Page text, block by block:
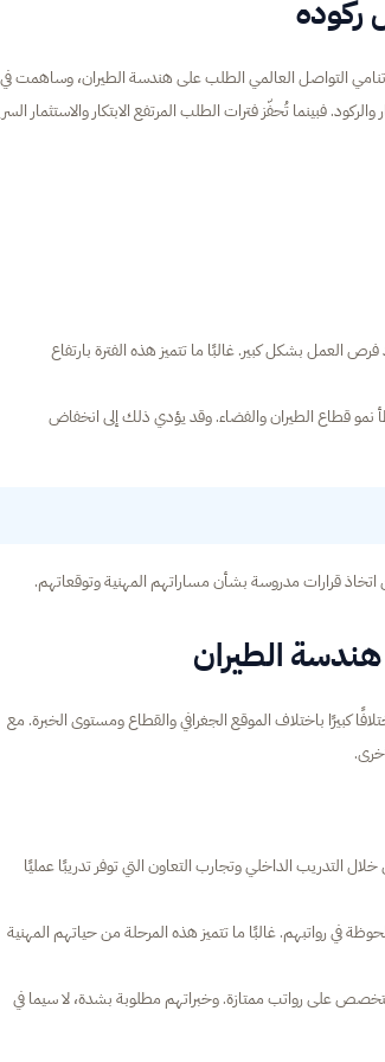
التواصل العالمي الطلب على هندسة الطيران، وساهمت في
فبينما تُحفّز فترات الطلب المرتفع الابتكار والاستثمار
فرص العمل بشكل كبير. غالبًا ما تتميز هذه الفترة بارتفاع
نمو قطاع الطيران والفضاء. وقد يؤدي ذلك إلى انخفاض
اتخاذ قرارات مدروسة بشأن مساراتهم المهنية وتوقعاتهم.
هندسة الطيران
كبيرًا باختلاف الموقع الجغرافي والقطاع ومستوى الخبرة. مع
التدريب الداخلي وتجارب التعاون التي توفر تدريبًا عمليًا
في رواتبهم. غالبًا ما تتميز هذه المرحلة من حياتهم المهنية
التخصص على رواتب ممتازة. وخبراتهم مطلوبة بشدة، لا سيما في